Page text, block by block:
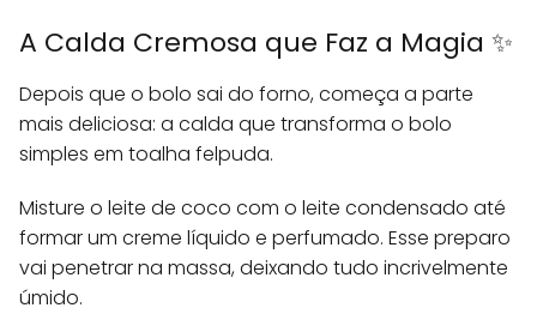
A Calda Cremosa que Faz a Magia ✨
Depois que o bolo sai do forno, começa a parte
mais deliciosa: a calda que transforma o bolo
simples em toalha felpuda.
Misture o leite de coco com o leite condensado até
formar um creme líquido e perfumado. Esse preparo
vai penetrar na massa, deixando tudo incrivelmente
úmido.